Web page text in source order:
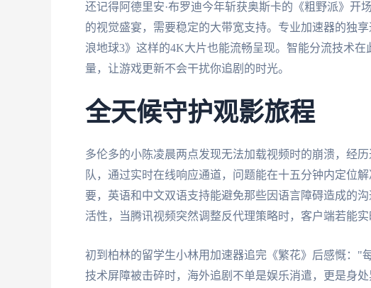
还记得阿德里安·布罗迪今年斩获奥斯卡的《粗野派》开
的视觉盛宴，需要稳定的大带宽支持。专业加速器的独
浪地球3》这样的4K大片也能流畅呈现。智能分流技术
量，让游戏更新不会干扰你追剧的时光。
全天候守护观影旅程
多伦多的小陈凌晨两点发现无法加载视频时的崩溃，经
队，通过实时在线响应通道，问题能在十五分钟内定位
要，英语和中文双语支持能避免那些因语言障碍造成的
活性，当腾讯视频突然调整反代理策略时，客户端若能
初到柏林的留学生小林用加速器追完《繁花》后感慨："
技术屏障被击碎时，海外追剧不单是娱乐消遣，更是身